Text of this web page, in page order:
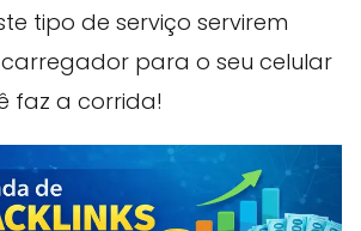
tipo de serviço servirem
para o seu celular
faz a corrida!